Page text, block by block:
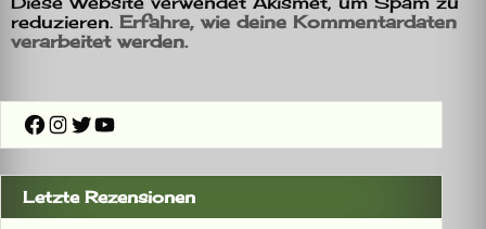
reduzieren. Erfahre, wie deine Kommentardaten
verarbeitet werden.
Facebook
Instagram
Twitter
YouTube
Letzte Rezensionen